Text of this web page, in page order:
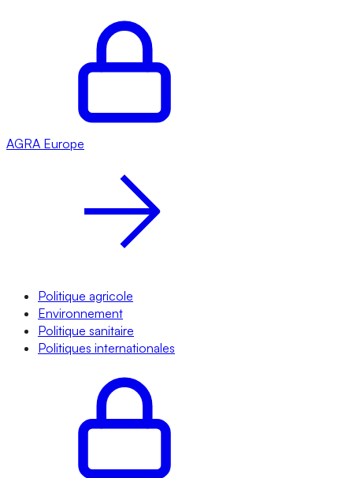
AGRA Europe
Politique agricole
Environnement
Politique sanitaire
Politiques internationales